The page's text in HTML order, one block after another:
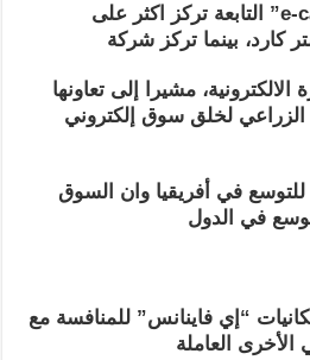
e-” التابعة تركز اكثر على
كارد، بينما تركز شركة
مشيرا إلى تعاونها
الزراعي لخلق سوق إلكتروني
في أفريقيا وان السوق
في الدول
“إي فاينانس” للمنافسة مع
الأخرى العاملة